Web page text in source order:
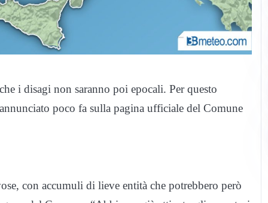
i disagi non saranno poi epocali. Per questo
poco fa sulla pagina ufficiale del Comune
con accumuli di lieve entità che potrebbero però